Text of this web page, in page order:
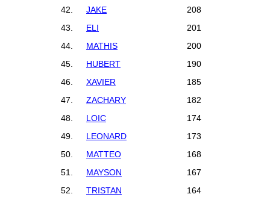
42.
JAKE
208
43.
ELI
201
44.
MATHIS
200
45.
HUBERT
190
46.
XAVIER
185
47.
ZACHARY
182
48.
LOIC
174
49.
LEONARD
173
50.
MATTEO
168
51.
MAYSON
167
52.
TRISTAN
164